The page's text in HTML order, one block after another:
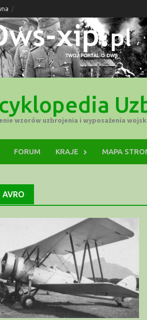
wzorów uzbrojenia i wyposażenia
FORUM KRAJE MAPA
AVRO